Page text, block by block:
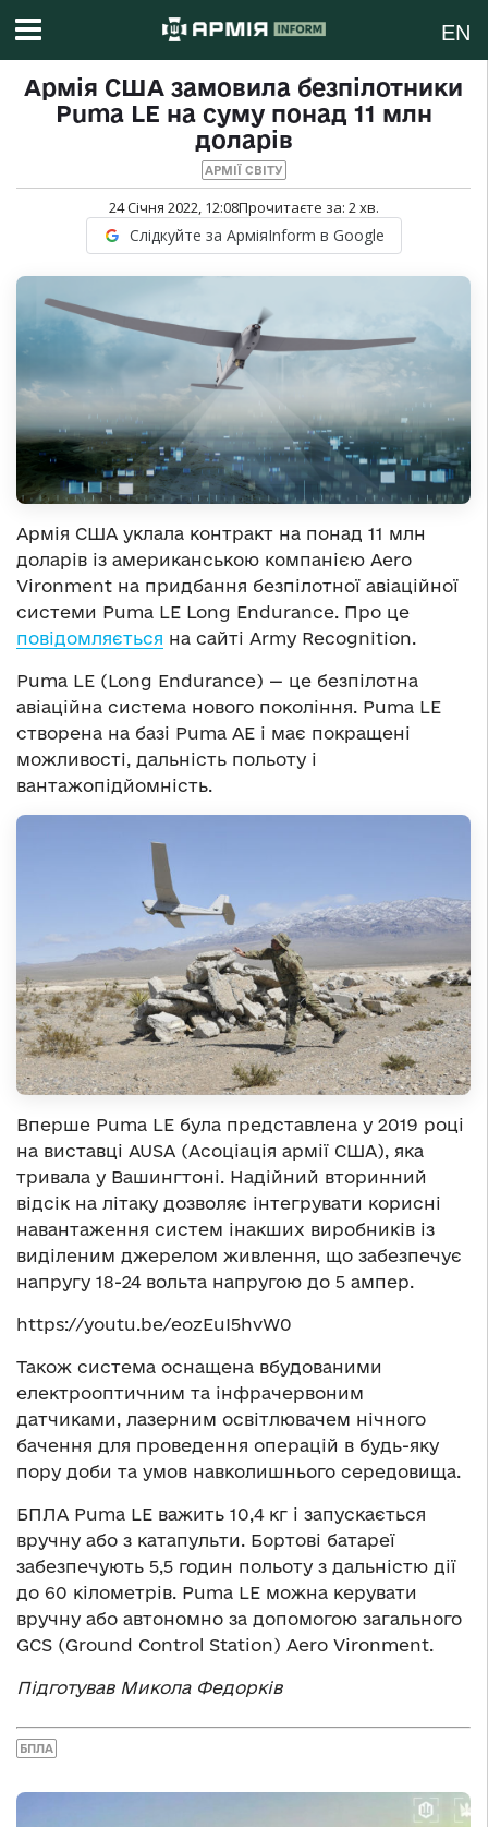
EN
Армія США замовила безпілотники
Puma LE на суму понад 11 млн
доларів
АРМІЇ СВІТУ
24 Січня 2022, 12:08Прочитаєте за: 2хв.
Слідкуйте за АрміяInform в Google
Армія США уклала контракт на понад 11 млн
доларів із американською компанією Aero
Vironment на придбання безпілотної авіаційної
системи Puma LE Long Endurance. Про це
повідомляється на сайті Army Recognition.
Puma LE (Long Endurance) — це безпілотна
авіаційна система нового покоління. Puma LE
створена на базі Puma AE і має покращені
можливості, дальність польоту і
вантажопідйомність.
Вперше Puma LE була представлена у 2019 році
на виставці AUSA (Асоціація армії США), яка
тривала у Вашингтоні. Надійний вторинний
відсік на літаку дозволяє інтегрувати корисні
навантаження систем інакших виробників із
виділеним джерелом живлення, що забезпечує
напругу 18-24 вольта напругою до 5 ампер.
https://youtu.be/eozEuI5hvW0
Також система оснащена вбудованими
електрооптичним та інфрачервоним
датчиками, лазерним освітлювачем нічного
бачення для проведення операцій в будь-яку
пору доби та умов навколишнього середовища.
БПЛА Puma LE важить 10,4 кг і запускається
вручну або з катапульти. Бортові батареї
забезпечують 5,5 годин польоту з дальністю дії
до 60 кілометрів. Puma LE можна керувати
вручну або автономно за допомогою загального
GCS (Ground Control Station) Aero Vironment.
Підготував Микола Федорків
БПЛА